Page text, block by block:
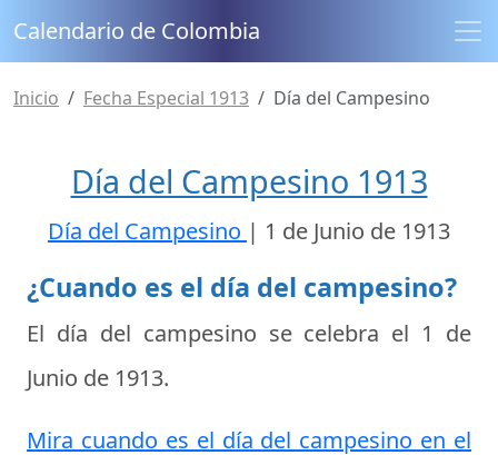
Calendario de Colombia
Inicio Fecha Especial 1913 Día del Campesino
Día del Campesino 1913
Día del Campesino | 1 de Junio de 1913
¿Cuando es el día del campesino?
El día del campesino se celebra el 1 de
Junio de 1913.
Mira cuando es el día del campesino en el